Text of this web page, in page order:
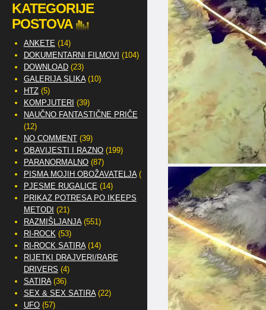
KATEGORIJE
POSTOVA
ANKETE (14)
DOKUMENTARNI FILMOVI (104)
DOWNLOAD(23)
GALERIJA SLIKA(10)
HTZ(5)
KOMPJUTERI (39)
NAUČNO FANTASTIČNE PRIČE
(12)
NO COMMENT(39)
OBAVIJESTI I RAZNO(199)
PARANORMALNO(87)
PISMA MOJIH OBOŽAVATELJA(2)
PJESME RUGALICE (14)
PRIKAZ POTRESA PO IKEEPS
METODI (21)
RAZMIŠLJANJA(551)
RI-ROCK(53)
RI-ROCK SATIRA(14)
RIJETKI DRAJVERI/RARE
DRIVERS (4)
SATIRA(36)
SEX & SEX SATIRA(22)
UFO(57)